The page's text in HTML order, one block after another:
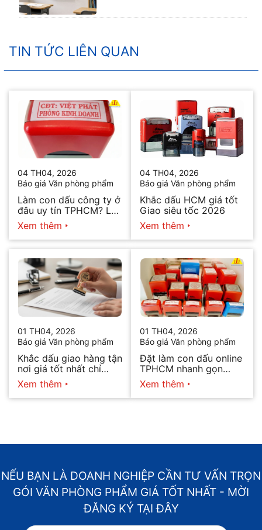
TIN TỨC LIÊN QUAN
04 TH04, 2026
Báo giá Văn phòng phẩm
Làm con dấu công ty ở
đâu uy tín TPHCM? Lấy
ngay trong ngày 2026
Xem thêm
04 TH04, 2026
Báo giá Văn phòng phẩm
Khắc dấu HCM giá tốt
Giao siêu tốc 2026
Xem thêm
01 TH04, 2026
Báo giá Văn phòng phẩm
Khắc dấu giao hàng tận
nơi giá tốt nhất chỉ
hôm nay
Xem thêm
01 TH04, 2026
Báo giá Văn phòng phẩm
Đặt làm con dấu online
TPHCM nhanh gọn
2026
Xem thêm
NẾU BẠN LÀ DOANH NGHIỆP CẦN TƯ VẤN TRỌN
GÓI VĂN PHÒNG PHẨM GIÁ TỐT NHẤT - MỜI
ĐĂNG KÝ TẠI ĐÂY